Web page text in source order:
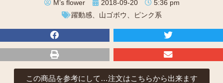
この商品を参考にして…注文はこちらから出来ます
M’s flower 2018-09-20
5:36 pm
躍動感、山ゴボウ、ピンク系